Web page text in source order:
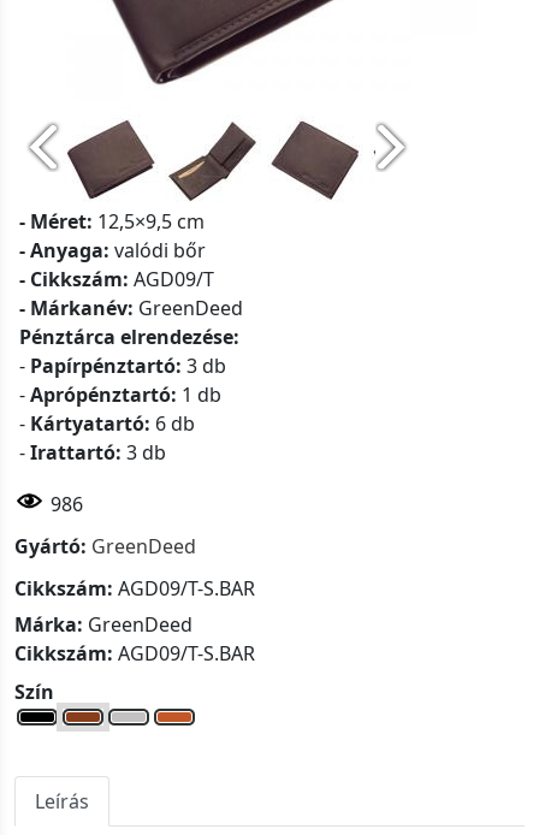
- Méret: 12,5×9,5 cm
- Anyaga: valódi bőr
- Cikkszám: AGD09/T
- Márkanév: GreenDeed
Pénztárca elrendezése:
- Papírpénztartó: 3 db
-Aprópénztartó: 1 db
- Kártyatartó: 6 db
-Irattartó: 3 db
986
Gyártó: GreenDeed
Cikkszám: AGD09/T-S.BAR
Márka: GreenDeed
Cikkszám: AGD09/T-S.BAR
Szín
Leírás